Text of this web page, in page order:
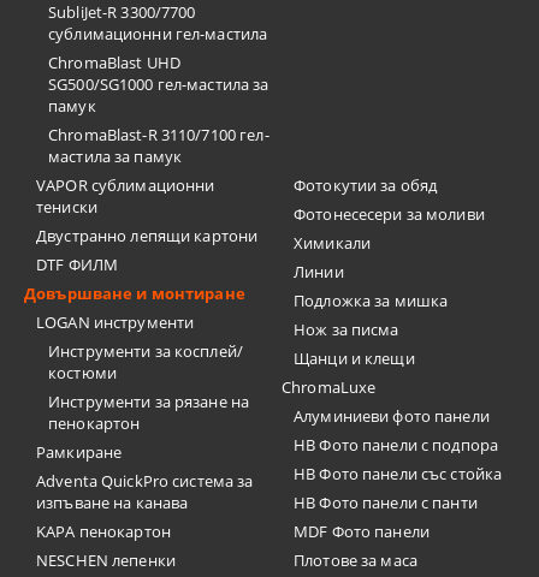
SubliJet-R 3300/7700
сублимационни гел-мастила
ChromaBlast UHD
SG500/SG1000 гел-мастила за
памук
ChromaBlast-R 3110/7100 гел-
мастила за памук
VAPOR сублимационни
тениски
Двустранно лепящи картони
DTF ФИЛМ
Довършване и монтиране
LOGAN инструменти
Инструменти за косплей/
костюми
Инструменти за рязане на
пенокартон
Рамкиране
Adventa QuickPro система за
изпъване на канава
KAPA пенокартон
NESCHEN лепенки
Фотокутии за обяд
Фотонесесери за моливи
Химикали
Линии
Подложка за мишка
Нож за писма
Щанци и клещи
ChromaLuxe
Алуминиеви фото панели
HB Фото панели с подпора
HB Фото панели със стойка
HB Фото панели с панти
MDF Фото панели
Плотове за маса